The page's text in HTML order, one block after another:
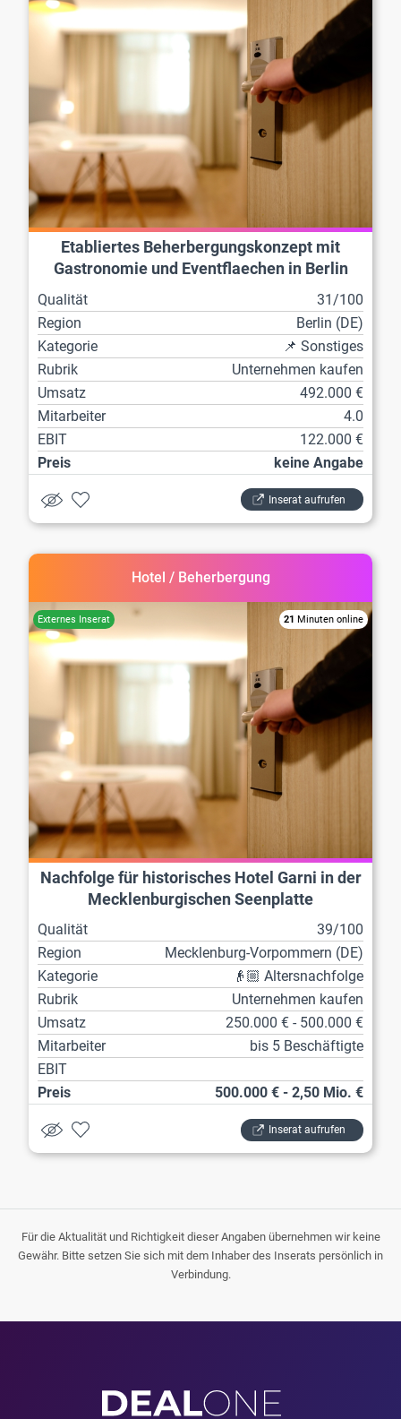
Etabliertes Beherbergungskonzept mit
Gastronomie und Eventflaechen in Berlin
Qualität
31/100
Region
Berlin (DE)
Kategorie
📌 Sonstiges
Rubrik
Unternehmen kaufen
Umsatz
492.000 €
Mitarbeiter
4.0
EBIT
122.000 €
Preis
keine Angabe
Inserat aufrufen
Hotel / Beherbergung
21 Minuten online
Nachfolge für historisches Hotel Garni in der
Mecklenburgischen Seenplatte
Qualität
39/100
Region
Mecklenburg-Vorpommern (DE)
Kategorie
👴🏼 Altersnachfolge
Rubrik
Unternehmen kaufen
Umsatz
250.000 € - 500.000 €
Mitarbeiter
bis 5 Beschäftigte
EBIT
Preis
500.000 € - 2,50 Mio. €
Inserat aufrufen
Für die Aktualität und Richtigkeit dieser Angaben übernehmen wir keine
Gewähr. Bitte setzen Sie sich mit dem Inhaber des Inserats persönlich in
Verbindung.